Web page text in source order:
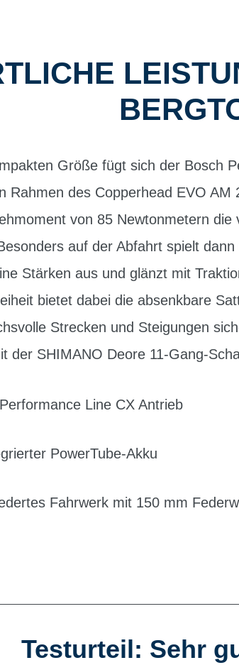
Größe fügt sich der Bosch
Rahmen des Copperhead EVO
von 85 Newtonmetern
auf der Abfahrt spielt
Stärken aus und glänzt mit
bietet dabei die absenkbare
Strecken und Steigungen
der SHIMANO Deore 11-Gang-
Line CX Antrieb
PowerTube-Akku
Fahrwerk mit 150 mm
Testurteil: Sehr